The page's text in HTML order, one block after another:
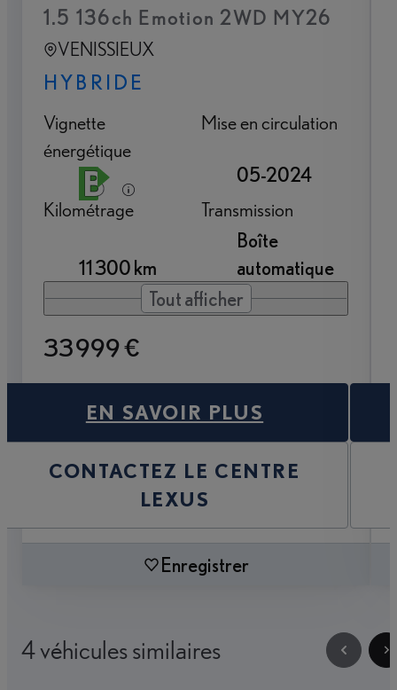
1.5 136ch Emotion 2WD MY26
VENISSIEUX
HYBRIDE
Vignette
énergétique
Mise en circulation
05-2024
Kilométrage
11 300 km
Transmission
Boîte
automatique
Tout afficher
33 999 €
EN SAVOIR PLUS
CONTACTEZ LE CENTRE
LEXUS
Enregistrer
4 véhicules similaires